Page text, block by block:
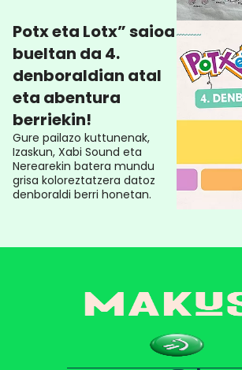
Potx eta Lotx” saioa
bueltan da 4.
denboraldian atal
eta abentura
berriekin!
Gure pailazo kuttunenak,
Izaskun, Xabi Sound eta
Nerearekin batera mundu
grisa koloreztatzera datoz
denboraldi berri honetan.